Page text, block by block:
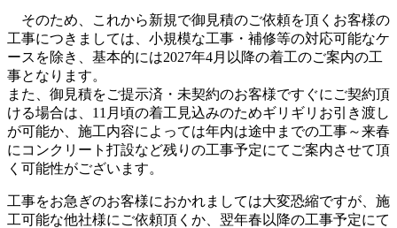
そのため、
これから新規で御見積のご依頼を頂くお客様の
工事につきましては 、小規模な工事・補修等の対応可能なケ
ースを除き、 基本的には2027年4月以降の着工のご案内の工
事となります。
また、御見積をご提示済・未契約のお客様ですぐにご契約頂
ける場合は、11月頃の着工見込みのためギリギリお引き渡し
が可能か、施工内容によっては年内は途中までの工事～来春
にコンクリート打設など残りの工事予定にてご案内させて頂
く可能性がございます。
工事をお急ぎのお客様におかれましては大変恐縮ですが、施
工可能な他社様にご依頼頂くか、翌年春以降の工事予定にて